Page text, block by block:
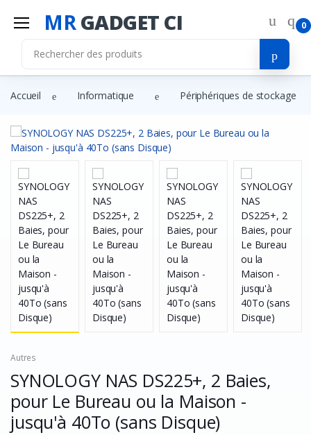
MRGADGET CI 0
Accueil Informatique Périphériques de stockage
Autres
SYNOLOGY NAS DS225+, 2 Baies,
pour Le Bureau ou la Maison -
jusqu'à 40To (sans Disque)